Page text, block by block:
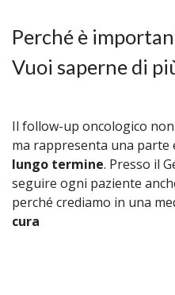
Perché è
Vuoi saperne di
Il follow-up oncologico
ma rappresenta una parte
lungo termine. Presso il
seguire ogni paziente
perché crediamo in una
cura